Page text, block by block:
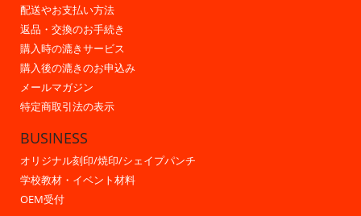
配送やお支払い方法
返品・交換のお手続き
購入時の漉きサービス
購入後の漉きのお申込み
メールマガジン
特定商取引法の表示
BUSINESS
オリジナル刻印/焼印/シェイプパンチ
学校教材・イベント材料
OEM受付